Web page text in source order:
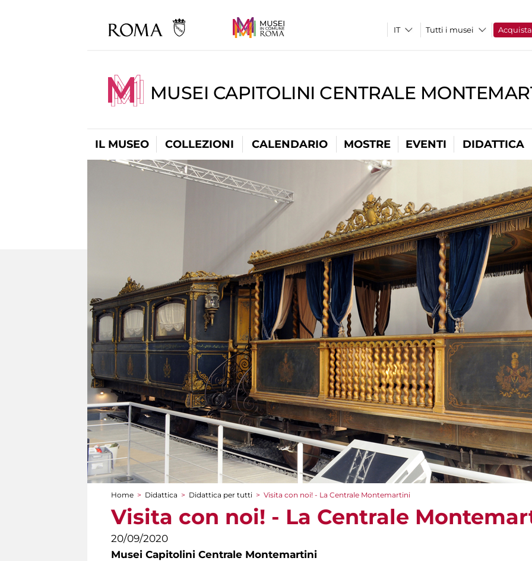
Tutti i musei Acquista
MUSEI CAPITOLINI CENTRALE
IL MUSEO COLLEZIONI CALENDARIO MOSTRE EVENTI DIDATTICA
Tu sei qui
Home > Didattica > Didattica per tutti > Visita con noi! - La Centrale Montemartini
Visita con noi! - La Centrale
20/09/2020
Musei Capitolini Centrale Montemartini